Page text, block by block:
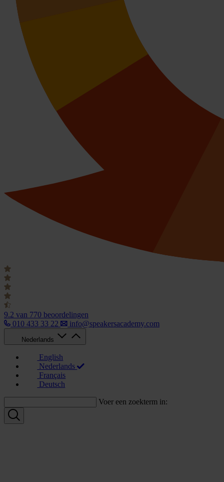
9.2 van 770 beoordelingen
010 433 33 22
info@speakersacademy.com
Nederlands
English
Nederlands
Français
Deutsch
Voer een zoekterm in: